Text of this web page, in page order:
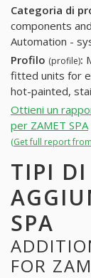
Categoria di
components
Automation -
Profilo (profile):
fitted units for
hot-painted,
Ottieni un
per ZAMET SPA
(Get full report
TIPI
SPA
FOR